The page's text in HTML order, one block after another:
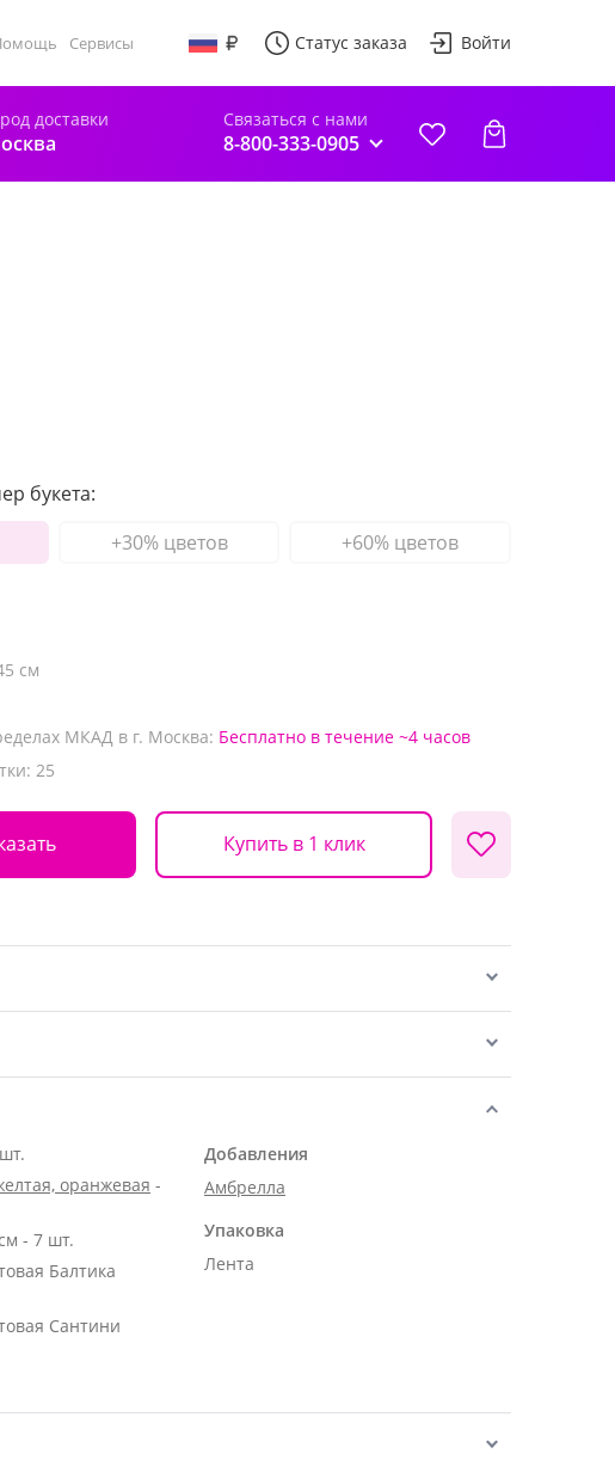
Сервисы Статус заказа Войти
доставки Связаться с нами
8-800-333-0905
букета:
+30% цветов +60% цветов
см
МКАД в г. Москва: Бесплатно в течение ~4 часов
25
Купить в 1 клик
оранжевая -
- 7 шт.
Балтика
Сантини
Добавления
Амбрелла
Упаковка
Лента